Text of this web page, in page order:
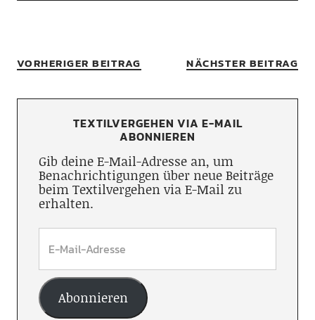
VORHERIGER BEITRAG NÄCHSTER BEITRAG
TEXTILVERGEHEN VIA E-MAIL
ABONNIEREN
Gib deine E-Mail-Adresse an, um
Benachrichtigungen über neue Beiträge
beim Textilvergehen via E-Mail zu
erhalten.
Abonnieren